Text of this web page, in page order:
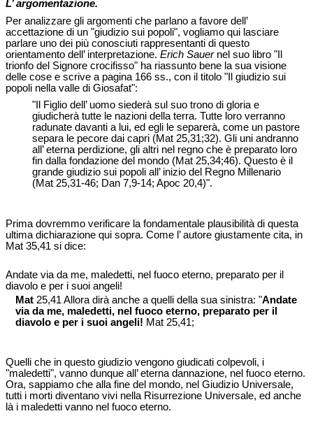
L’ argomentazione.
Per analizzare gli argomenti che parlano a favore dell’
accettazione di un "giudizio sui popoli", vogliamo qui lasciare
parlare uno dei più conosciuti rappresentanti di questo
orientamento dell’ interpretazione. Erich Sauernel suo libro "Il
trionfo del Signore crocifisso" ha riassunto bene la sua visione
delle cose e scrive a pagina 166 ss., con il titolo "Il giudizio sui
popoli nella valle di Giosafat":
"Il Figlio dell’ uomo siederà sul suo trono di gloria e
giudicherà tutte le nazioni della terra. Tutte loro verranno
radunate davanti a lui, ed egli le separerà, come un pastore
separa le pecore dai capri (Mat 25,31;32). Gli uni andranno
all’ eterna perdizione, gli altri nel regno che è preparato loro
fin dalla fondazione del mondo (Mat 25,34;46). Questo è il
grande giudizio sui popoli all’ inizio del Regno Millenario
(Mat 25,31-46; Dan 7,9-14; Apoc 20,4)".
Prima dovremmo verificare la fondamentale plausibilità di questa
ultima dichiarazione qui sopra. Come l’ autore giustamente cita, in
Mat 35,41 si dice:
Andate via da me, maledetti, nel fuoco eterno, preparato per il
diavolo e per i suoi angeli!
Mat 25,41 Allora dirà anche a quelli della sua sinistra: "Andate
via da me, maledetti, nel fuoco eterno, preparato per il
diavolo e per i suoi angeli! Mat 25,41;
Quelli che in questo giudizio vengono giudicati colpevoli, i
"maledetti", vanno dunque all’ eterna dannazione, nel fuoco eterno.
Ora, sappiamo che alla fine del mondo, nel Giudizio Universale,
tutti i morti diventano vivi nella Risurrezione Universale, ed anche
là i maledetti vanno nel fuoco eterno.